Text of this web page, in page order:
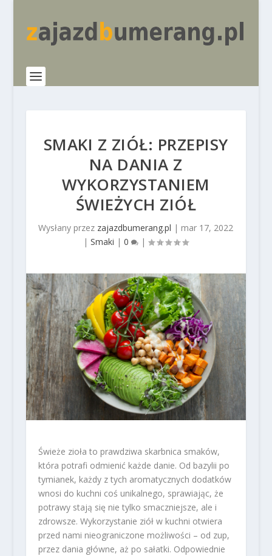
SMAKI Z ZIÓŁ: PRZEPISY
NA DANIA Z
WYKORZYSTANIEM
ŚWIEŻYCH ZIÓŁ
Wysłany przez zajazdbumerang.pl | mar 17, 2022
|Smaki |0 |
Świeże zioła to prawdziwa skarbnica smaków,
która potrafi odmienić każde danie. Od bazylii po
tymianek, każdy z tych aromatycznych dodatków
wnosi do kuchni coś unikalnego, sprawiając, że
potrawy stają się nie tylko smaczniejsze, ale i
zdrowsze. Wykorzystanie ziół w kuchni otwiera
przed nami nieograniczone możliwości – od zup,
przez dania główne, aż po sałatki. Odpowiednie